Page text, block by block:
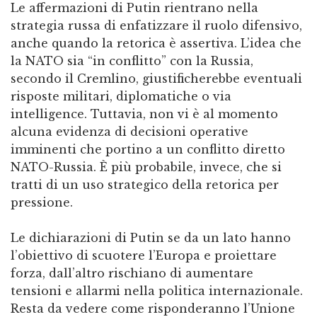
Le affermazioni di Putin rientrano nella
strategia russa di enfatizzare il ruolo difensivo,
anche quando la retorica è assertiva. L’idea che
la NATO sia “in conflitto” con la Russia,
secondo il Cremlino, giustificherebbe eventuali
risposte militari, diplomatiche o via
intelligence. Tuttavia, non vi è al momento
alcuna evidenza di decisioni operative
imminenti che portino a un conflitto diretto
NATO-Russia. È più probabile, invece, che si
tratti di un uso strategico della retorica per
pressione.
Le dichiarazioni di Putin se da un lato hanno
l’obiettivo di scuotere l’Europa e proiettare
forza, dall’altro rischiano di aumentare
tensioni e allarmi nella politica internazionale.
Resta da vedere come risponderanno l’Unione